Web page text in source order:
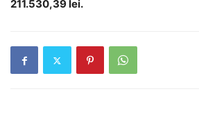
211.530,39 lei.